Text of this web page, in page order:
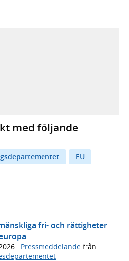
i ny flik, extern webbplats,
extern webbplats,
i ny flik, extern webbplats,
e-postklient,
med följande
EU
fri- och rättigheter
· Pressmeddelande från